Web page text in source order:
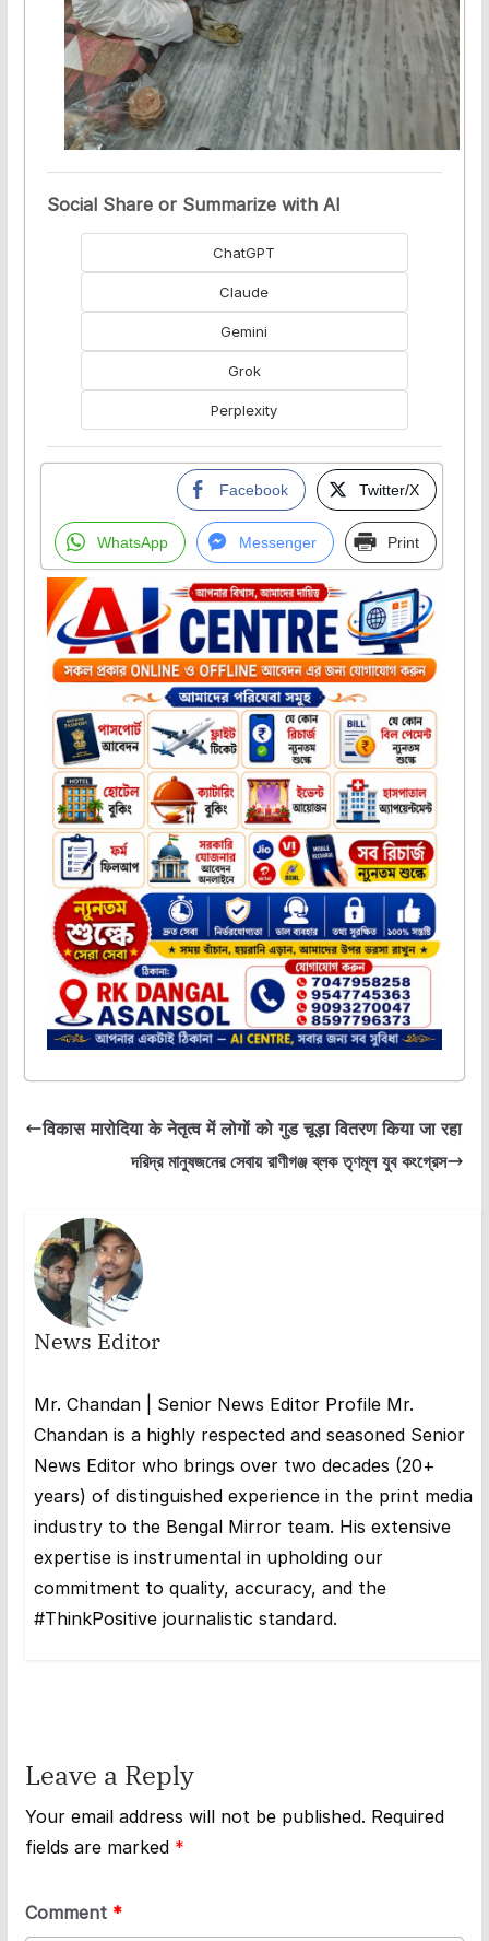
Social Share or Summarize with AI
ChatGPT
Claude
Gemini
Grok
Perplexity
Facebook Twitter/X
WhatsApp Messenger Print
विकास मारोदिया के नेतृत्व में लोगों को गुड चूड़ा वितरण किया जा रहा
দরিদ্র মানুষজনের সেবায় রাণীগঞ্জ ব্লক তৃণমূল যুব কংগ্রেস
News Editor
Mr. Chandan | Senior News Editor Profile Mr.
Chandan is a highly respected and seasoned Senior
News Editor who brings over two decades (20+
years) of distinguished experience in the print media
industry to the Bengal Mirror team. His extensive
expertise is instrumental in upholding our
commitment to quality, accuracy, and the
#ThinkPositive journalistic standard.
Leave a Reply
Your email address will not be published. Required
fields are marked *
Comment *